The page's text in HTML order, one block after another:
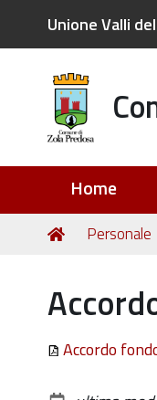
Unione Valli
Home
Tu
Home
Personale
Accordo